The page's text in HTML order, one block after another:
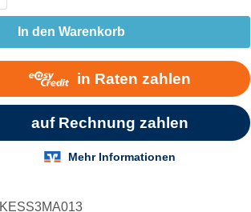
In den Warenkorb
KESS3MA013